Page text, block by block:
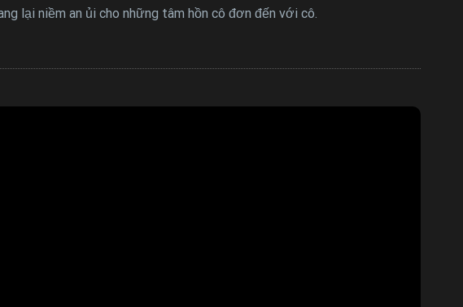
lại niềm an ủi cho những tâm hồn cô đơn đến với cô.